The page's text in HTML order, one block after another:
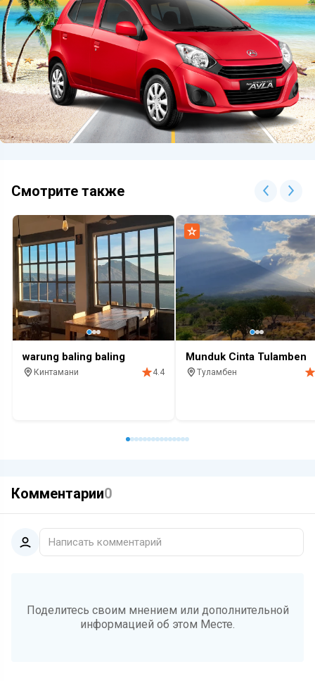
Смотрите также
warung baling baling
Кинтамани
4.4
Munduk Cinta Tulamben
Туламбен
Комментарии0
Написать комментарий
Поделитесь своим мнением или дополнительной
информацией об этом Месте.